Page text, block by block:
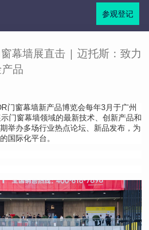
参观登记
幕墙展直击 | 迈托斯：致力
品
门窗幕墙新产品博览会每年3月于广州
门窗幕墙领域的最新技术、创新产品和
举办多场行业热点论坛、新品发布，为
国际化平台。